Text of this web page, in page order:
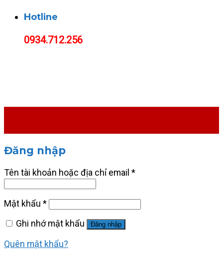
Hotline
0934.712.256
Đăng nhập
Tên tài khoản hoặc địa chỉ email *
Mật khẩu *
Ghi nhớ mật khẩu
Đăng nhập
Quên mật khẩu?